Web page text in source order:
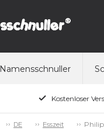
Namensschnuller
Kostenloser
DE Esszeit